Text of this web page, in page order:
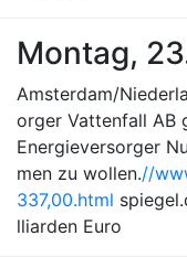
Montag,
Amsterdam/
orger Vattenfall AB
Energieversorger
men zu wollen.//
337,00.html
lliarden Euro